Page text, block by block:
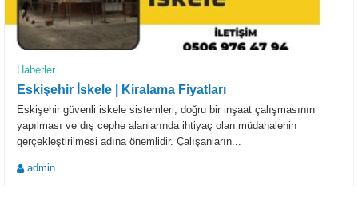
Haberler
Eskişehir İskele | Kiralama Fiyatları
Eskişehir güvenli iskele sistemleri, doğru bir inşaat çalışmasının
yapılması ve dış cephe alanlarında ihtiyaç olan müdahalenin
gerçekleştirilmesi adına önemlidir. Çalışanların...
admin